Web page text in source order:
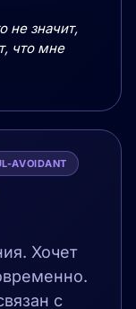
не значит,
что мне
AVOIDANT
Хочет
с